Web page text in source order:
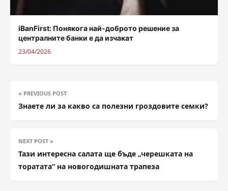
iBanFirst: Понякога най-доброто решение за
централните банки е да изчакат
23/04/2026
« PREVIOUS POST
Знаете ли за какво са полезни гроздовите семки?
NEXT POST »
Тази интересна салата ще бъде „черешката на
торатата“ на новогодишната трапеза